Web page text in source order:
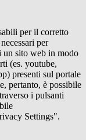
per il corretto
per
un sito web in modo
(es. youtube,
presenti sul portale
pertanto, è possibile
i pulsanti
Settings".